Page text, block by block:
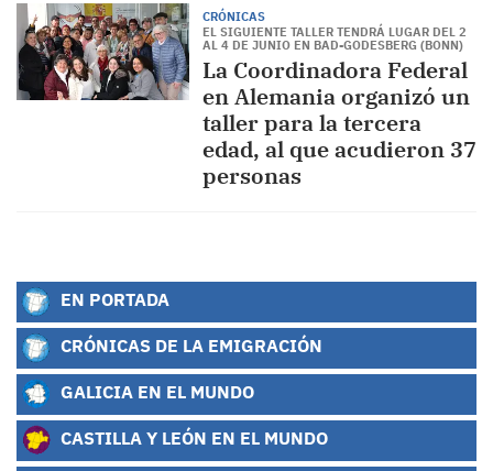
CRÓNICAS
EL SIGUIENTE TALLER TENDRÁ LUGAR DEL 2
AL 4 DE JUNIO EN BAD-GODESBERG (BONN)
La Coordinadora Federal
en Alemania organizó un
taller para la tercera
edad, al que acudieron 37
personas
EN PORTADA
CRÓNICAS DE LA EMIGRACIÓN
GALICIA EN EL MUNDO
CASTILLA Y LEÓN EN EL MUNDO